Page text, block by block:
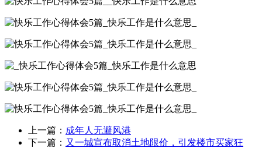
上一篇： 成年人无避风港
下一篇： 又一城宣布取消土地限价，引发楼市买家狂